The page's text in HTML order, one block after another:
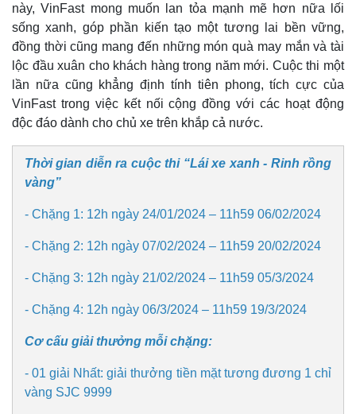
Bất động sản
Khởi nghiệp
Giá vàng
này, VinFast mong muốn lan tỏa mạnh mẽ hơn nữa lối
sống xanh, góp phần kiến tạo một tương lai bền vững,
đồng thời cũng mang đến những món quà may mắn và tài
lộc đầu xuân cho khách hàng trong năm mới. Cuộc thi một
lần nữa cũng khẳng định tính tiên phong, tích cực của
VinFast trong việc kết nối cộng đồng với các hoạt động
độc đáo dành cho chủ xe trên khắp cả nước.
Thời gian diễn ra cuộc thi “Lái xe xanh - Rinh rồng
vàng”
- Chặng 1: 12h ngày 24/01/2024 – 11h59 06/02/2024
- Chặng 2: 12h ngày 07/02/2024 – 11h59 20/02/2024
- Chặng 3: 12h ngày 21/02/2024 – 11h59 05/3/2024
- Chặng 4: 12h ngày 06/3/2024 – 11h59 19/3/2024
Cơ cấu giải thưởng mỗi chặng:
- 01 giải Nhất: giải thưởng tiền mặt tương đương 1 chỉ
vàng SJC 9999